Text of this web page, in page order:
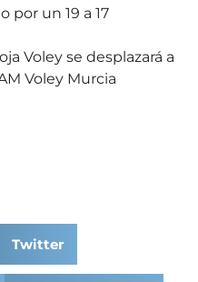
por un 19 a 17
Voley se desplazará a
Voley Murcia
Twitter